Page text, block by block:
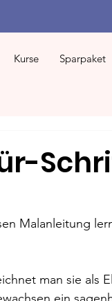
Kurse Sparpaket
Malanleitung
man sie als